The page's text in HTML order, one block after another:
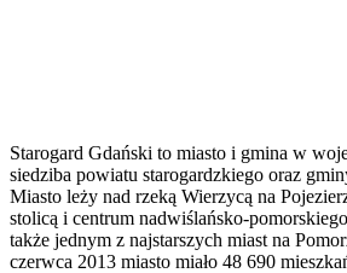
Starogard Gdański to miasto i gmina w
siedziba powiatu starogardzkiego oraz
Miasto leży nad rzeką Wierzycą na
stolicą i centrum nadwiślańsko-
także jednym z najstarszych miast na
czerwca 2013 miasto miało 48 690